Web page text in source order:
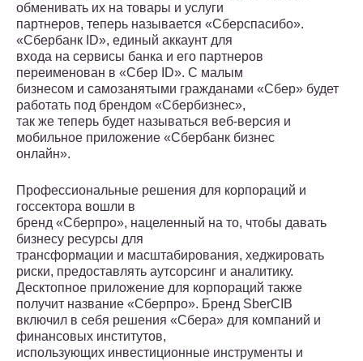
обменивать их на товары и услуги
партнеров, теперь называется «Сберспасибо».
«Сбербанк ID», единый аккаунт для
входа на сервисы банка и его партнеров
переименован в «Сбер ID». С малым
бизнесом и самозанятыми гражданами «Сбер» будет
работать под брендом «Сбербизнес»,
так же теперь будет называться веб-версия и
мобильное приложение «Сбербанк бизнес
онлайн».
Профессиональные решения для корпораций и
госсектора вошли в
бренд «Сберпро», нацеленный на то, чтобы давать
бизнесу ресурсы для
трансформации и масштабирования, хеджировать
риски, предоставлять аутсорсинг и аналитику.
Десктопное приложение для корпораций также
получит название «Сберпро». Бренд SberCIB
включил в себя решения «Сбера» для компаний и
финансовых институтов,
использующих инвестиционные инструменты и